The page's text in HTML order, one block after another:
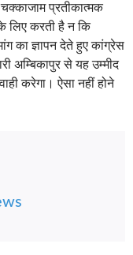
प्रतीकात्मक
लिए करती है न कि
का ज्ञापन देते हुए कांग्रेस
अम्बिकापुर से यह उम्मीद
करेगा। ऐसा नहीं होने